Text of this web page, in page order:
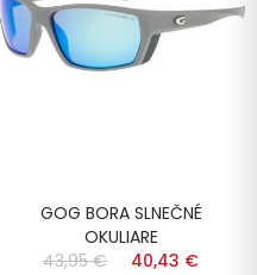
GOG BORA SLNEČNÉ
OKULIARE
43,95 €
40,43 €